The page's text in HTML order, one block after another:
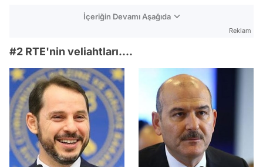
İçeriğin Devamı Aşağıda
Reklam
#2 RTE'nin veliahtları....